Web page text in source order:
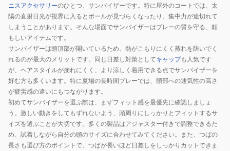
ニスアクセサリーのひとつ、サンバイザーです。特に屋外のコートでは、太
陽の直射日光が視界に入るとボールが見づらくなったり、集中力が途切れて
しまうことがあります。そんな場面でサンバイザーはプレーの質を守る、頼
もしいアイテムです。
サンバイザーは頭頂部が開いているため、熱がこもりにくく蒸れを防いでく
れるのが最大のメリットです。同じ日差し対策としてキャップも人気です
が、ヘアスタイルが崩れにくく、より涼しく着用できる点でサンバイザーを
好む方も多くいます。特に夏場の長時間プレーでは、頭部への通気性の高さ
が疲労感の違いにもつながります。
初めてサンバイザーを選ぶ際は、まずフィット感を最優先に確認しましょ
う。激しい動きをしてもずれないよう、頭周りにしっかりとフィットするサ
イズを選ぶことが大切です。多くの製品はアジャスター付きで調整できるた
め、試着しながら自分の頭のサイズに合わせてみてください。また、つばの
長さも選び方のポイントで、つばが長いほど日差しをしっかりカットできま